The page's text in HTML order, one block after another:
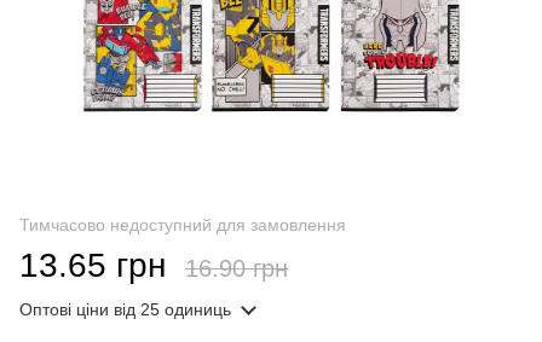
Тимчасово недоступний для замовлення
13.65 грн 16.90 грн
Оптові ціни від 25 одиниць